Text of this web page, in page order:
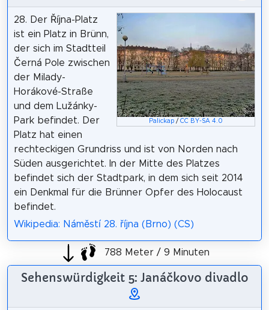
Palickap /CC BY-SA 4.0
28. Der Října-Platz
ist ein Platz in Brünn,
der sich im Stadtteil
Černá Pole zwischen
der Milady-
Horákové-Straße
und dem Lužánky-
Park befindet. Der
Platz hat einen
rechteckigen Grundriss und ist von Norden nach
Süden ausgerichtet. In der Mitte des Platzes
befindet sich der Stadtpark, in dem sich seit 2014
ein Denkmal für die Brünner Opfer des Holocaust
befindet.
Wikipedia: Náměstí 28. října (Brno) (CS)
788 Meter / 9 Minuten
Sehenswürdigkeit 5: Janáčkovo divadlo